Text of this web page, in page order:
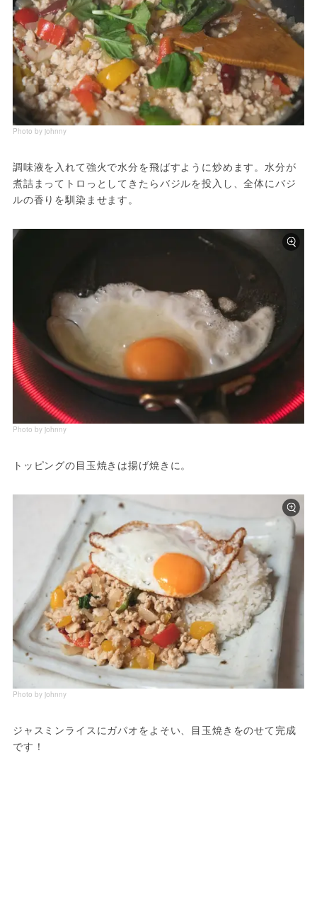
Photo by johnny
調味液を入れて強火で水分を飛ばすように炒めます。水分が
煮詰まってトロっとしてきたらバジルを投入し、全体にバジ
ルの香りを馴染ませます。
Photo by johnny
トッピングの目玉焼きは揚げ焼きに。
Photo by johnny
ジャスミンライスにガパオをよそい、目玉焼きをのせて完成
です！